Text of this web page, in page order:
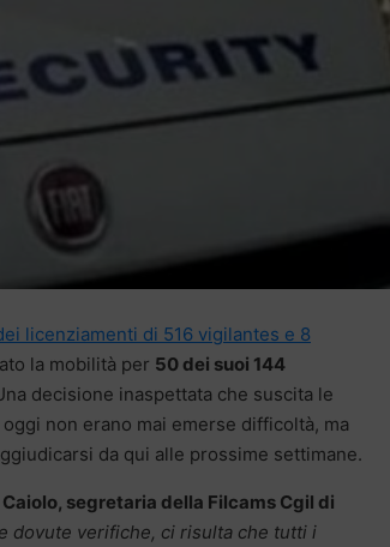
licenziamenti di 516 vigilantes e 8
la mobilità per 50 dei suoi 144
decisione inaspettata che suscita le
non erano mai emerse difficoltà, ma
da qui alle prossime settimane.
segretaria della Filcams Cgil di
dovute verifiche, ci risulta che tutti i